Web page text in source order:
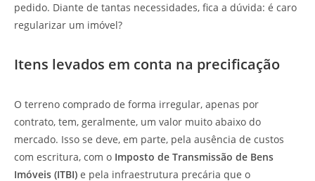
pedido. Diante de tantas necessidades, fica a dúvida: é caro
regularizar um imóvel?
Itens levados em conta na precificação
O terreno comprado de forma irregular, apenas por
contrato, tem, geralmente, um valor muito abaixo do
mercado. Isso se deve, em parte, pela ausência de custos
com escritura, com o Imposto de Transmissão de Bens
Imóveis (ITBI) e pela infraestrutura precária que o